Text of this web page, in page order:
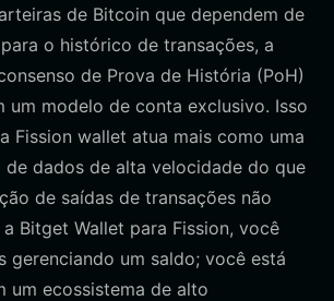
de Bitcoin que dependem de
o histórico de transações, a
de Prova de História (PoH)
um modelo de conta exclusivo. Isso
Fission wallet atua mais como uma
dados de alta velocidade do que
de saídas de transações não
Bitget Wallet para Fission, você
gerenciando um saldo; você está
um ecossistema de alto